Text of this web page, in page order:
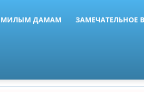
МИЛЫМ ДАМАМ ЗАМЕЧАТЕЛЬНОЕ